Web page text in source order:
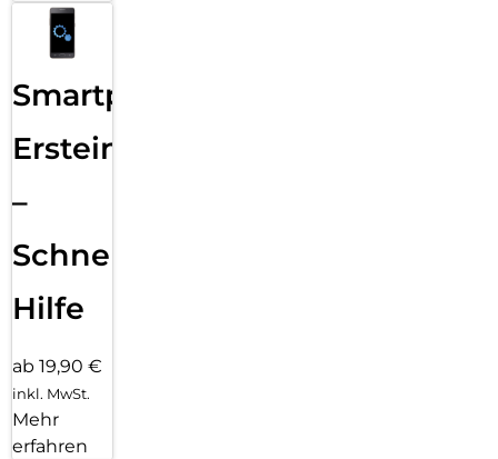
Smartphone
Ersteinrichtung
–
Schnelle
Hilfe
ab 19,90 €
inkl. MwSt.
Mehr
erfahren